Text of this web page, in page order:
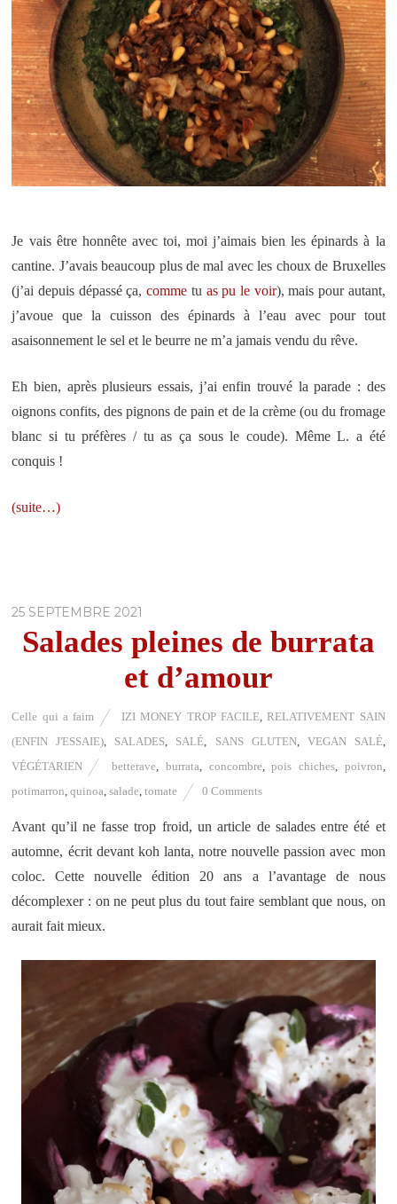
Je vais être honnête avec toi, moi j’aimais bien les épinards à la
cantine. J’avais beaucoup plus de mal avec les choux de Bruxelles
(j’ai depuis dépassé ça,comme tu as pu le voir), mais pour autant,
j’avoue que la cuisson des épinards à l’eau avec pour tout
asaisonnement le sel et le beurre ne m’a jamais vendu du rêve.
Eh bien, après plusieurs essais, j’ai enfin trouvé la parade : des
oignons confits, des pignons de pain et de la crème (ou du fromage
blanc si tu préfères / tu as ça sous le coude). Même L. a été
conquis !
(suite…)
25 SEPTEMBRE 2021
Salades pleines de burrata
et d’amour
Celle qui a faim IZI MONEY TROP FACILE,RELATIVEMENT SAIN
(ENFIN J'ESSAIE), SALADES, SALÉ, SANS GLUTEN, VEGAN SALÉ,
VÉGÉTARIEN
betterave, burrata, concombre,pois chiches, poivron,
potimarron,quinoa,salade,tomate 0 Comments
Avant qu’il ne fasse trop froid, un article de salades entre été et
automne, écrit devant koh lanta, notre nouvelle passion avec mon
coloc. Cette nouvelle édition 20 ans a l’avantage de nous
décomplexer : on ne peut plus du tout faire semblant que nous, on
aurait fait mieux.